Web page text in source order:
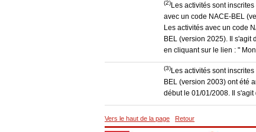
(2)Les activités sont
avec un code NACE-BEL
Les activités avec un code
BEL (version 2025). Il s'agit
en cliquant sur le lien : "
(3)Les activités sont
BEL (version 2003) ont été
début le 01/01/2008. Il
Vers le haut de la page Retour